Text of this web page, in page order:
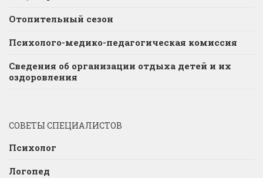
Отопительный сезон
Психолого-медико-педагогическая комиссия
Сведения об организации отдыха детей и их
оздоровления
СОВЕТЫ СПЕЦИАЛИСТОВ
Психолог
Логопед